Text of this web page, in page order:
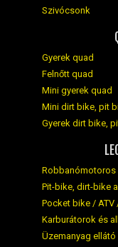
Szivócsonk
Gyerek quad
Felnőtt quad
Mini gyerek quad
Mini dirt bike, pit
Gyerek dirt bike,
Robbanómotoros
Pit-bike, dirt-bike
Pocket bike / ATV
Karburátorok és
Üzemanyag